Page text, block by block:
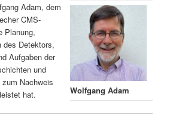
Wolfgang Adam
Adam, dem
CMS-
Planung,
des Detektors,
Aufgaben der
und
Nachweis
hat.